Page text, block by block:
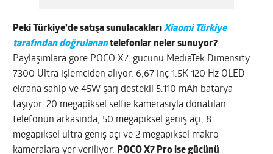
Peki Türkiye’de satışa sunulacaklarıXiaomi Türkiye
tarafından doğrulanantelefonlar neler sunuyor?
Paylaşımlara göre POCO X7, gücünü MediaTek Dimensity
7300 Ultra işlemciden alıyor, 6,67 inç 1.5K 120 Hz OLED
ekrana sahip ve 45W şarj destekli 5.110 mAh batarya
taşıyor. 20 megapiksel selfie kamerasıyla donatılan
telefonun arkasında, 50 megapiksel geniş açı, 8
megapiksel ultra geniş açı ve 2 megapiksel makro
kameralara yer veriliyor. POCO X7 Pro ise gücünü